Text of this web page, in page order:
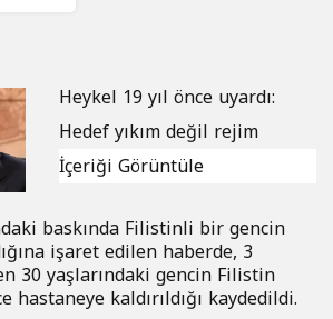
Heykel 19 yıl önce uyardı:
Hedef yıkım değil rejim
İçeriği Görüntüle
baskında Filistinli bir gencin
işaret edilen haberde, 3
30 yaşlarındaki gencin Filistin
hastaneye kaldırıldığı kaydedildi.